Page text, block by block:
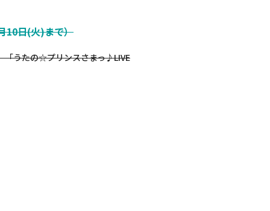
10日(火)まで）
「うたの☆プリンスさまっ♪LIVE